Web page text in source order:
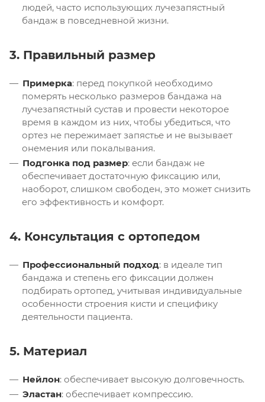
людей, часто использующих лучезапястный
бандаж в повседневной жизни.
3. Правильный размер
Примерка: перед покупкой необходимо
померять несколько размеров бандажа на
лучезапястный сустав и провести некоторое
время в каждом из них, чтобы убедиться, что
ортез не пережимает запястье и не вызывает
онемения или покалывания.
Подгонка под размер: если бандаж не
обеспечивает достаточную фиксацию или,
наоборот, слишком свободен, это может снизить
его эффективность и комфорт.
4. Консультация с ортопедом
Профессиональный подход: в идеале тип
бандажа и степень его фиксации должен
подбирать ортопед, учитывая индивидуальные
особенности строения кисти и специфику
деятельности пациента.
5. Материал
Нейлон: обеспечивает высокую долговечность.
Эластан: обеспечивает компрессию.